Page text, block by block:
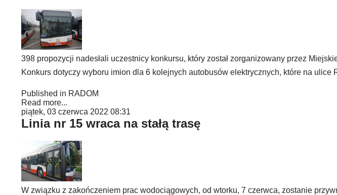
398 propozycji nadesłali uczestnicy konkursu, który został zorganizowany przez
Konkurs dotyczy wyboru imion dla 6 kolejnych autobusów elektrycznych, które na ulice
Published in RADOM
Read more...
piątek, 03 czerwca 2022 08:31
Linia nr 15 wraca na stałą trasę
W związku z zakończeniem prac wodociągowych, od wtorku, 7 czerwca, zostanie